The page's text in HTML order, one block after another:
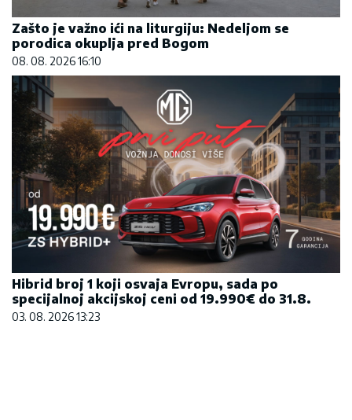
Zašto je važno ići na liturgiju: Nedeljom se
porodica okuplja pred Bogom
08. 08. 2026 16:10
Hibrid broj 1 koji osvaja Evropu, sada po
specijalnoj akcijskoj ceni od 19.990€ do 31.8.
03. 08. 2026 13:23